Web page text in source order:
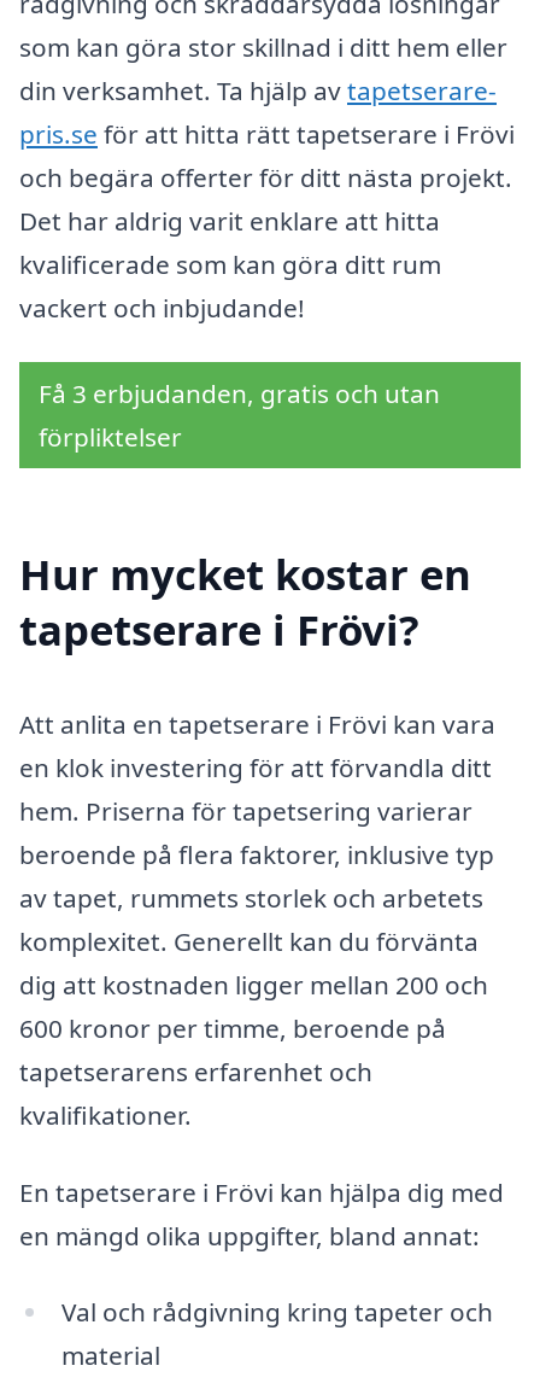
som kan göra stor skillnad i ditt hem eller
din verksamhet. Ta hjälp avtapetserare-
pris.se för att hitta rätt tapetserare i Frövi
och begära offerter för ditt nästa projekt.
Det har aldrig varit enklare att hitta
kvalificerade som kan göra ditt rum
vackert och inbjudande!
Få 3 erbjudanden, gratis och utan
förpliktelser
Hur mycket kostar en
tapetserare i Frövi?
Att anlita en tapetserare i Frövi kan vara
en klok investering för att förvandla ditt
hem. Priserna för tapetsering varierar
beroende på flera faktorer, inklusive typ
av tapet, rummets storlek och arbetets
komplexitet. Generellt kan du förvänta
dig att kostnaden ligger mellan 200 och
600 kronor per timme, beroende på
tapetserarens erfarenhet och
kvalifikationer.
En tapetserare i Frövi kan hjälpa dig med
en mängd olika uppgifter, bland annat:
Val och rådgivning kring tapeter och
material